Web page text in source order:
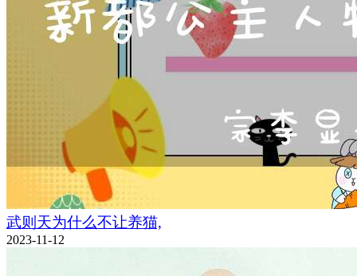
武则天为什么不让养猫,
2023-11-12